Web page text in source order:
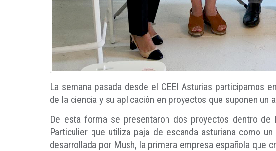
La semana pasada desde el CEEI Asturias participamos
de la ciencia y su aplicación en proyectos que suponen
De esta forma se presentaron dos proyectos dentro
Particulier que utiliza paja de escanda asturiana como
desarrollada por Mush, la primera empresa española que